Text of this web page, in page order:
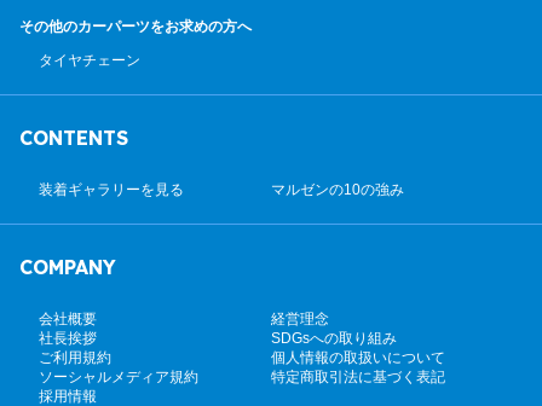
その他のカーパーツをお求めの方へ
タイヤチェーン
CONTENTS
装着ギャラリーを見る マルゼンの10の強み
COMPANY
会社概要
経営理念
社長挨拶
SDGsへの取り組み
ご利用規約
個人情報の取扱いについて
ソーシャルメディア規約
特定商取引法に基づく表記
採用情報